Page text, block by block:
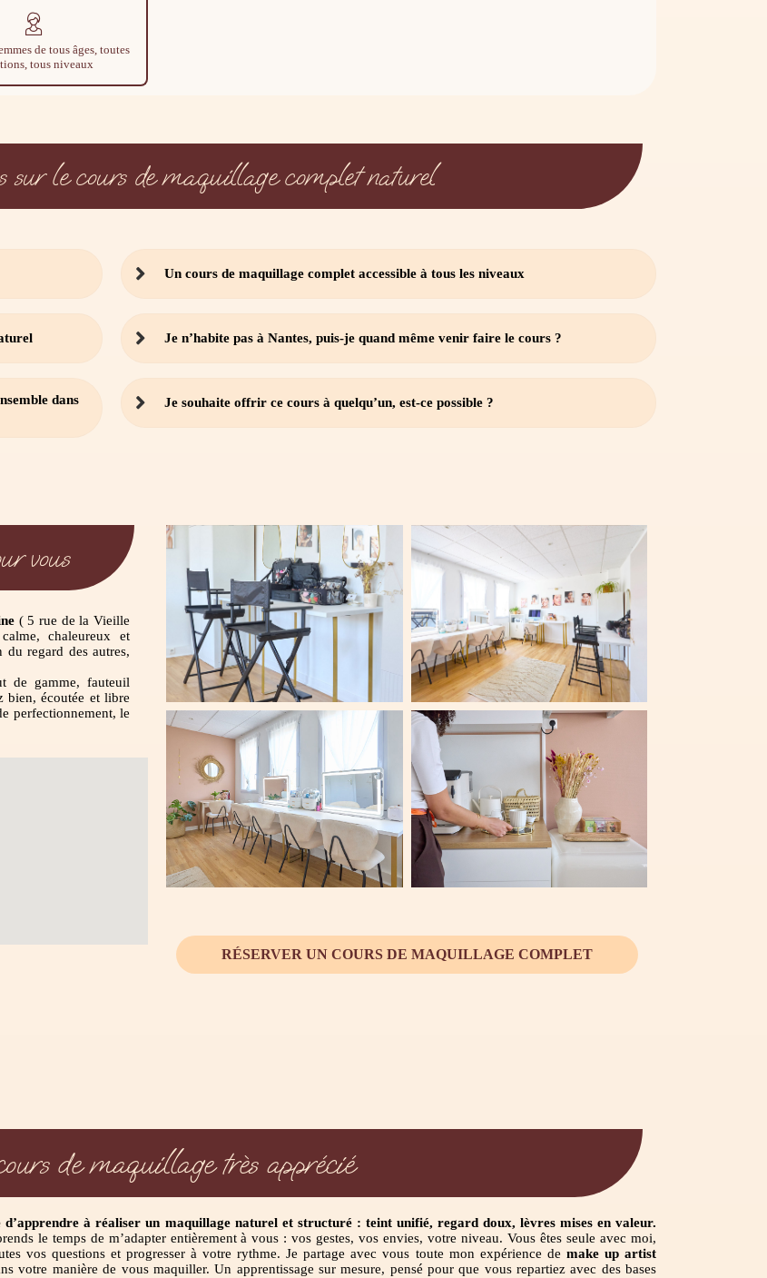
de tous âges, toutes
tous niveaux
sur le cours de maquillage complet naturel
dans
Un cours de maquillage complet accessible à tous les niveaux
Je n’habite pas à Nantes, puis-je quand même venir faire le cours ?
Je souhaite offrir ce cours à quelqu’un, est-ce possible ?
vous
( 5 rue de la Vieille
chaleureux et
regard des autres,
de gamme, fauteuil
bien, écoutée et libre
perfectionnement, le
RÉSERVER UN COURS DE MAQUILLAGE COMPLET
de maquillage très apprécié
d’apprendre à réaliser un maquillage naturel et structuré : teint unifié, regard doux, lèvres mises en valeur.
le temps de m’adapter entièrement à vous : vos gestes, vos envies, votre niveau. Vous êtes seule avec moi,
vos questions et progresser à votre rythme. Je partage avec vous toute mon expérience de make up artist
votre manière de vous maquiller. Un apprentissage sur mesure, pensé pour que vous repartiez avec des bases